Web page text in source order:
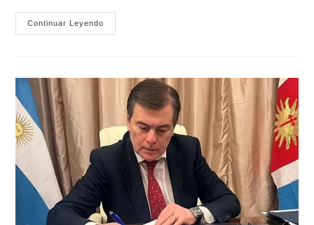
Continuar Leyendo
Santoro
Gobierno
Modelo
Económico